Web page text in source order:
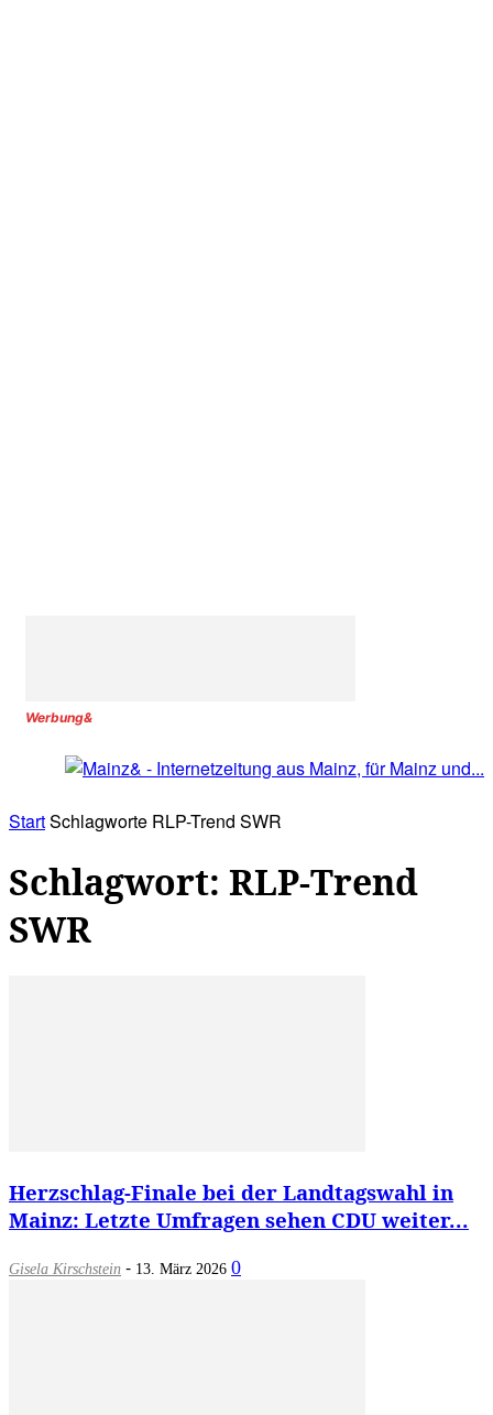
Werbung&
StartSchlagworte RLP-Trend SWR
Schlagwort: RLP-Trend
SWR
Herzschlag-Finale bei der Landtagswahl in
Mainz: Letzte Umfragen sehen CDU weiter...
Gisela Kirschstein - 13. März 2026 0